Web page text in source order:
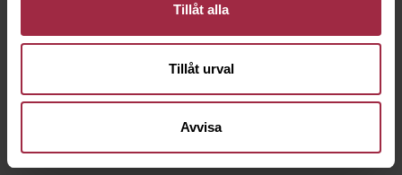
Tillåt alla
Tillåt urval
Avvisa